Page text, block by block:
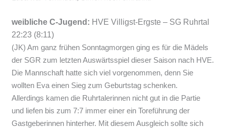
weibliche C-Jugend: HVE Villigst-Ergste – SG Ruhrtal
22:23 (8:11)
(JK) Am ganz frühen Sonntagmorgen ging es für die Mädels
der SGR zum letzten Auswärtsspiel dieser Saison nach HVE.
Die Mannschaft hatte sich viel vorgenommen, denn Sie
wollten Eva einen Sieg zum Geburtstag schenken.
Allerdings kamen die Ruhrtalerinnen nicht gut in die Partie
und liefen bis zum 7:7 immer einer ein Toreführung der
Gastgeberinnen hinterher. Mit diesem Ausgleich sollte sich